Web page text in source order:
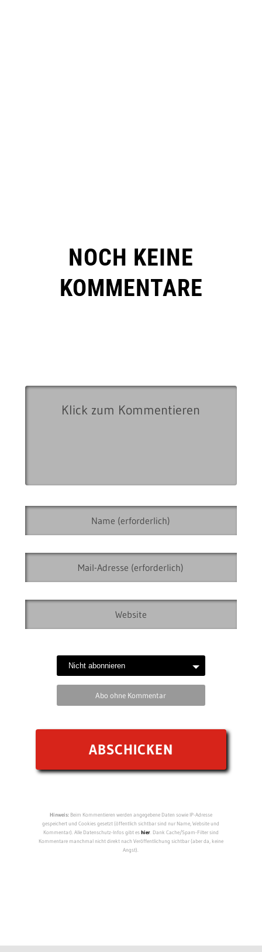
NOCH KEINE
KOMMENTARE
Abo ohne Kommentar
Hinweis:Beim Kommentieren werden angegebene Daten sowie IP-Adresse
gespeichert und Cookies gesetzt (öffentlich sichtbar sind nur Name, Website und
Kommentar). Alle Datenschutz-Infos gibt eshier. Dank Cache/Spam-Filter sind
Kommentare manchmal nicht direkt nach Veröffentlichung sichtbar (aber da, keine
Angst).